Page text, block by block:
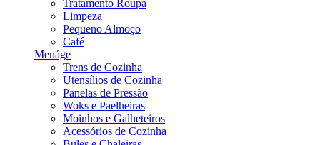
Tratamento Roupa
Limpeza
Pequeno Almoço
Café
Menáge
Trens de Cozinha
Utensílios de Cozinha
Panelas de Pressão
Woks e Paelheiras
Moinhos e Galheteiros
Acessórios de Cozinha